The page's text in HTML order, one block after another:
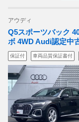
アウディ
Q5スポーツバック
ボ 4WD Audi認定中
保証付 車両品質保証書付